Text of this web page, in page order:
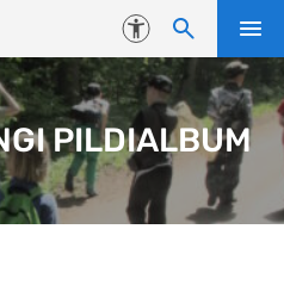
Juurdepääsetavus
PILDIALBUM